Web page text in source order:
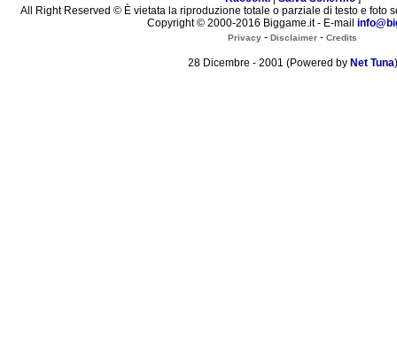
All Right Reserved © È vietata la riproduzione totale o parziale di testo e foto
Copyright © 2000-2016 Biggame.it - E-mail
Privacy - Disclaimer - Credits
28 Dicembre - 2001 (Powered by Net Tuna)